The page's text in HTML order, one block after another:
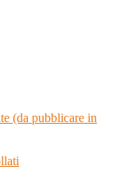
(da pubblicare in